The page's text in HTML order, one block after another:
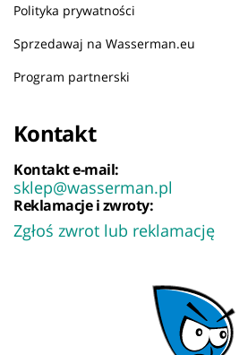
Polityka prywatności
Sprzedawaj na Wasserman.eu
Program partnerski
Kontakt
Kontakt e-mail:
sklep@wasserman.pl
Reklamacje i zwroty:
Zgłoś zwrot lub reklamację